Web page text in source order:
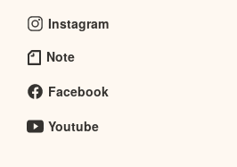
Instagram
Note
Facebook
Youtube